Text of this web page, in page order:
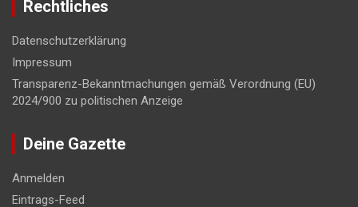
Rechtliches
Datenschutzerklärung
Impressum
Transparenz-Bekanntmachungen gemäß Verordnung (EU)
2024/900 zu politischen Anzeige
Deine Gazette
Anmelden
Eintrags-Feed